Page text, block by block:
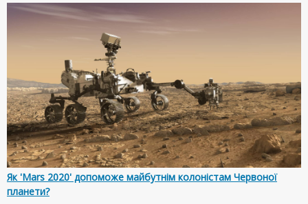
Як 'Mars 2020' допоможе майбутнім колоністам Червоної
планети?